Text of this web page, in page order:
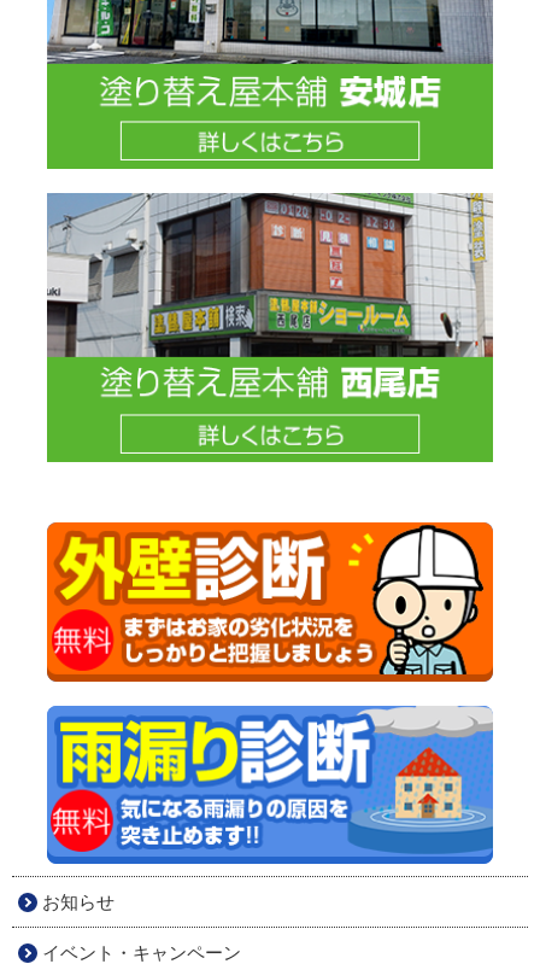
お知らせ
イベント・キャンペーン